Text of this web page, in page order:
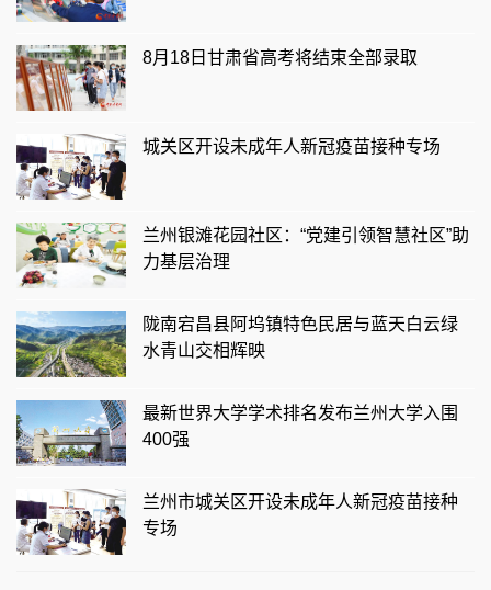
8月18日甘肃省高考将结束全部录取
城关区开设未成年人新冠疫苗接种专场
兰州银滩花园社区：“党建引领智慧社区”助
力基层治理
陇南宕昌县阿坞镇特色民居与蓝天白云绿
水青山交相辉映
最新世界大学学术排名发布兰州大学入围
400强
兰州市城关区开设未成年人新冠疫苗接种
专场